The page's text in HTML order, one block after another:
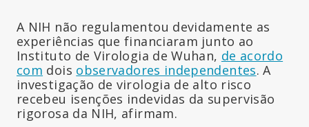
A NIH não regulamentou devidamente as
experiências que financiaram junto ao
Instituto de Virologia de Wuhan, de acordo
com dois observadores independentes. A
investigação de virologia de alto risco
recebeu isenções indevidas da supervisão
rigorosa da NIH, afirmam.